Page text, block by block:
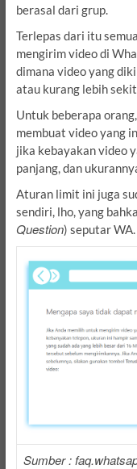
berasal dari grup.
Terlepas dari itu
mengirim video di
dimana video yang
atau kurang lebih
Untuk beberapa
membuat video yang
jika kebayakan video
panjang, dan
Aturan limit ini juga
sendiri, lho, yang
Question) seputar WA.
Sumber :